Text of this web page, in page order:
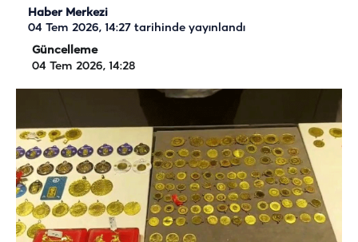
Haber Merkezi
04 Tem 2026, 14:27 tarihinde yayınlandı
Güncelleme
04 Tem 2026, 14:28